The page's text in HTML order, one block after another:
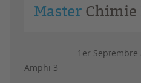
Master Chimie
1er Septembre à
Amphi 3